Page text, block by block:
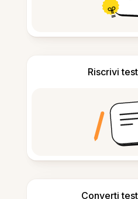
Riscrivi
Converti